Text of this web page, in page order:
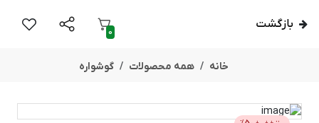
بازگشت
0
خانه همه محصولات گوشواره